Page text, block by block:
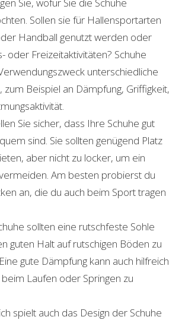
Sollen sie für Hallensportarten
Handball genutzt werden oder
oder Freizeitaktivitäten? Schuhe
unterschiedliche
Beispiel an Dämpfung, Griffigkeit,
Sie sicher, dass Ihre Schuhe gut
sind. Sie sollten genügend Platz
aber nicht zu locker, um ein
Am besten probierst du
an, die du auch beim Sport tragen
sollten eine rutschfeste Sohle
guten Halt auf rutschigen Böden zu
gute Dämpfung kann auch hilfreich
Laufen oder Springen zu
spielt auch das Design der Schuhe